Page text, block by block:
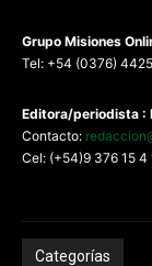
Grupo Misiones
Tel: +54 (0376)
Editora/periodista :
Contacto:
Cel: (+54)9 376 15 4
Categorías